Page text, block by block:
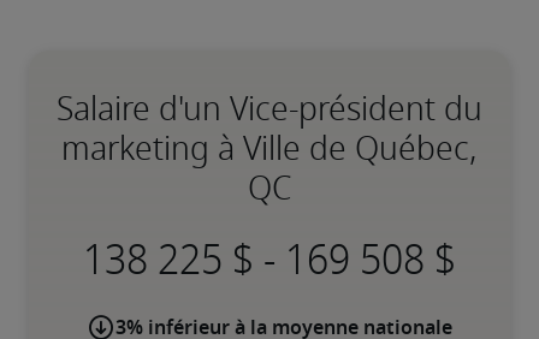
Salaire d'un Vice-président du
marketing à Ville de Québec,
QC
-
3% inférieur à la moyenne nationale